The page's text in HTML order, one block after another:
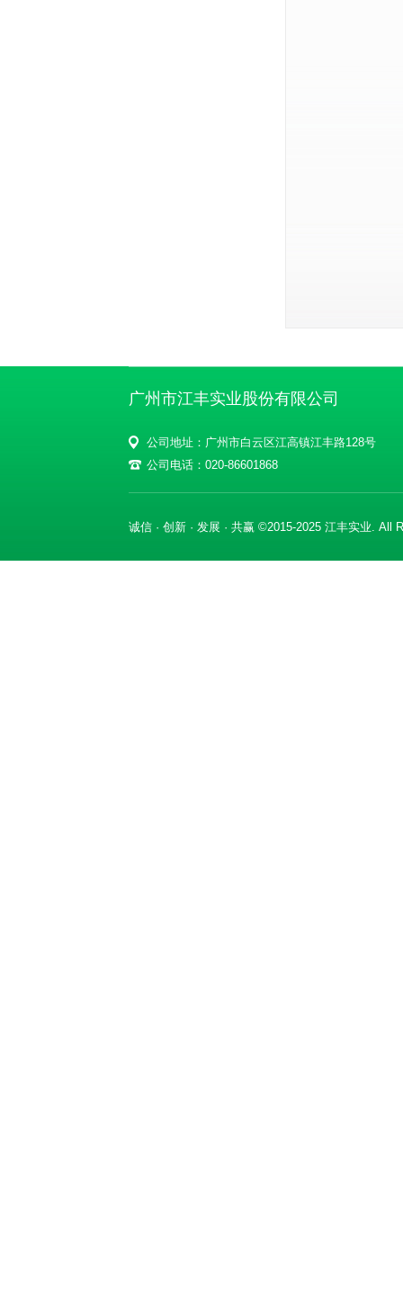
广州市江丰实业股份有限公司
公司地址：广州市白云区江高镇江丰路128号
公司电话：020-86601868
诚信 · 创新 · 发展 · 共赢 ©2015-2025 江丰实业. All